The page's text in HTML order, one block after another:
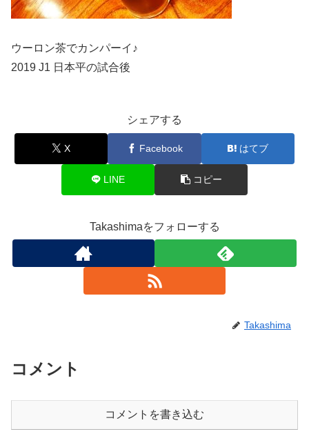
ウーロン茶でカンパーイ♪
2019 J1 日本平の試合後
シェアする
X Facebook はてブ
LINE コピー
Takashimaをフォローする
Takashima
コメント
コメントを書き込む